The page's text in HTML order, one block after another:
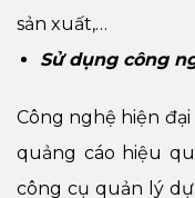
sản xuất,…
Sử dụng công
Công nghệ hiện
quảng cáo hiệu
công cụ quản lý